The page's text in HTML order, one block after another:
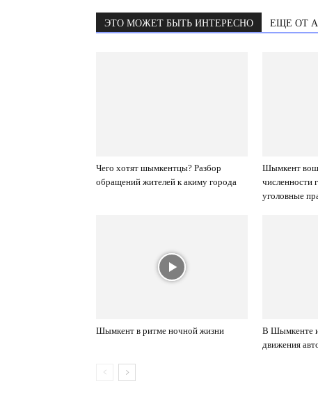
ЭТО МОЖЕТ БЫТЬ ИНТЕРЕСНО ЕЩЕ ОТ
Чего хотят шымкентцы? Разбор
обращений жителей к акиму города
Шымкент
численности
уголовные
Шымкент в ритме ночной жизни
В Шымкенте
движения